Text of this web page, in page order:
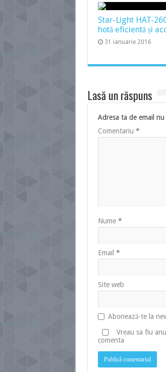
Star-Light HAT-
hotă eficientă și
31 ianuarie 2016
Lasă un răspuns
Adresa ta de email
Comentariu *
Nume *
Email *
Site web
Abonează-te la
Vreau sa fiu
comenta